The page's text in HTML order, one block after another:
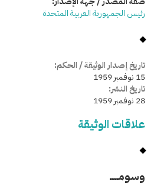
رئيس الجمهورية العربية المتحدة
تاريخ إصدار الوثيقة / الحكم:
15 نوفمبر 1959
تاريخ النشر:
28 نوفمبر 1959
علاقات الوثيقة
وسومـــــ